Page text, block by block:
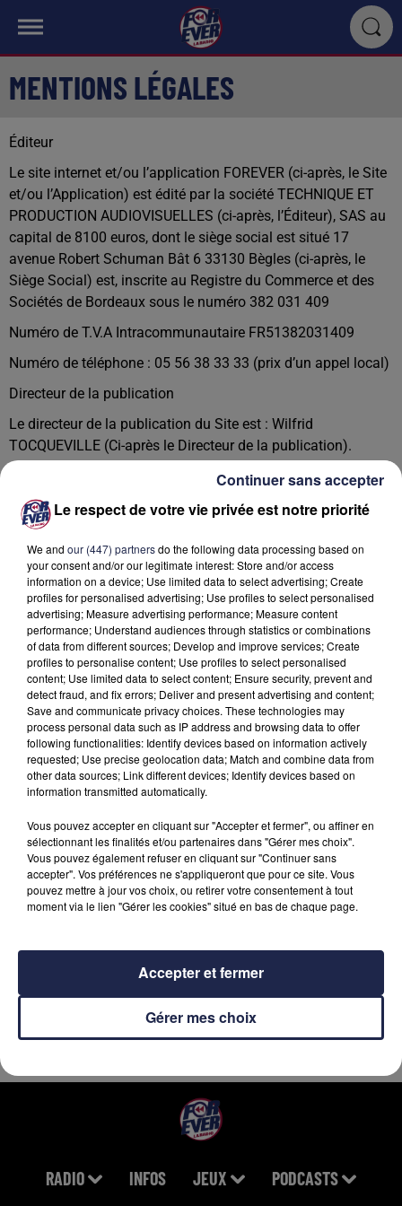
MENTIONS LÉGALES
Éditeur
Le site internet et/ou l’application FOREVER (ci-après, le Site
et/ou l’Application) est édité par la société TECHNIQUE ET
PRODUCTION AUDIOVISUELLES (ci-après, l’Éditeur), SAS au
capital de 8100 euros, dont le siège social est situé 17
avenue Robert Schuman Bât 6 33130 Bègles (ci-après, le
Siège Social) est, inscrite au Registre du Commerce et des
Sociétés de Bordeaux sous le numéro 382 031 409
Numéro de T.V.A Intracommunautaire FR51382031409
Numéro de téléphone : 05 56 38 33 33 (prix d’un appel local)
Directeur de la publication
Le directeur de la publication du Site est : Wilfrid
TOCQUEVILLE (Ci-après le Directeur de la publication).
Le Site est hébergé par la société AMAZON WEB SERVICES
EMEA SARL (AWS) dont le siège social est situé 38 Avenue
JOHN F. KENNEDY L-1855 Luxembourg, inscrite au Registre
du Commerce et des Sociétés de Nanterre sous le numéro
831 001 334.
Site internet : https://aws.amazon.com
DERNIERS TITRES
11h25
11h25
PRAS MICHEL
Ghetto Supastar
(that Is What You
Are)
11h21
11h21
AQUA
Barbie Girl
11h12
11h12
LES DEESSES
On A Change
RADIO INFOS JEUX PODCASTS
Le respect de votre vie privée est notre priorité
We and our (447) partnersdo the following data processing based on
your consent and/or our legitimate interest: Store and/or access
information on a device; Use limited data to select advertising; Create
profiles for personalised advertising; Use profiles to select personalised
advertising; Measure advertising performance; Measure content
performance; Understand audiences through statistics or combinations
of data from different sources; Develop and improve services; Create
profiles to personalise content; Use profiles to select personalised
content; Use limited data to select content; Ensure security, prevent and
detect fraud, and fix errors; Deliver and present advertising and content;
Save and communicate privacy choices. These technologies may
process personal data such as IP address and browsing data to offer
following functionalities: Identify devices based on information actively
requested; Use precise geolocation data; Match and combine data from
other data sources; Link different devices; Identify devices based on
information transmitted automatically.
Vous pouvez accepter en cliquant sur "Accepter et fermer", ou affiner en
sélectionnant les finalités et/ou partenaires dans "Gérer mes choix".
Vous pouvez également refuser en cliquant sur "Continuer sans
accepter". Vos préférences ne s'appliqueront que pour ce site. Vous
pouvez mettre à jour vos choix, ou retirer votre consentement à tout
moment via le lien "Gérer les cookies" situé en bas de chaque page.
Gérer mes choix
Accepter et fermer
Continuer sans accepter